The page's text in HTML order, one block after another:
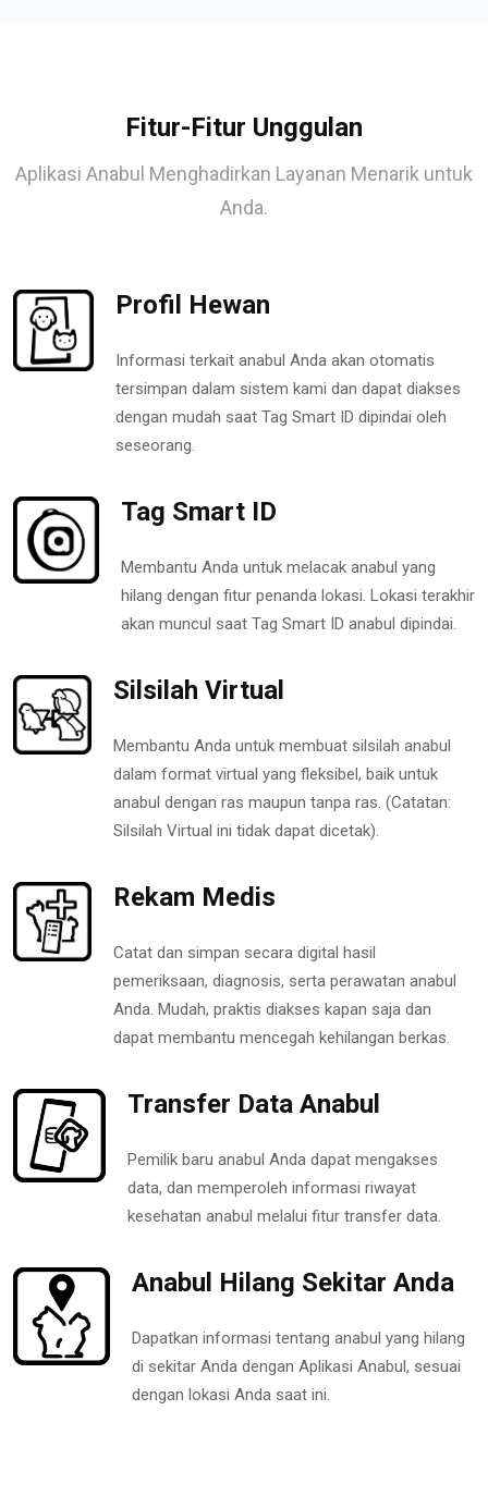
Fitur-Fitur Unggulan
Aplikasi Anabul Menghadirkan Layanan Menarik untuk
Anda.
Profil Hewan
Informasi terkait anabul Anda akan otomatis
tersimpan dalam sistem kami dan dapat diakses
dengan mudah saat Tag Smart ID dipindai oleh
seseorang.
Tag Smart ID
Membantu Anda untuk melacak anabul yang
hilang dengan fitur penanda lokasi. Lokasi terakhir
akan muncul saat Tag Smart ID anabul dipindai.
Silsilah Virtual
Membantu Anda untuk membuat silsilah anabul
dalam format virtual yang fleksibel, baik untuk
anabul dengan ras maupun tanpa ras. (Catatan:
Silsilah Virtual ini tidak dapat dicetak).
Rekam Medis
Catat dan simpan secara digital hasil
pemeriksaan, diagnosis, serta perawatan anabul
Anda. Mudah, praktis diakses kapan saja dan
dapat membantu mencegah kehilangan berkas.
Transfer Data Anabul
Pemilik baru anabul Anda dapat mengakses
data, dan memperoleh informasi riwayat
kesehatan anabul melalui fitur transfer data.
Anabul Hilang Sekitar Anda
Dapatkan informasi tentang anabul yang hilang
di sekitar Anda dengan Aplikasi Anabul, sesuai
dengan lokasi Anda saat ini.